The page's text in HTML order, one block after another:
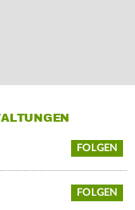
FOLGEN
FOLGEN